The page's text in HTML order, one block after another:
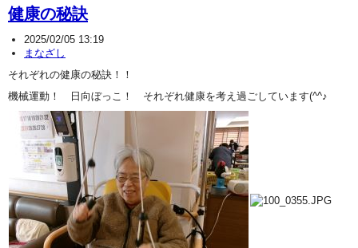
健康の秘訣
2025/02/05 13:19
まなざし
それぞれの健康の秘訣！！
機械運動！ 日向ぼっこ！ それぞれ健康を考え過ごしています(^^♪